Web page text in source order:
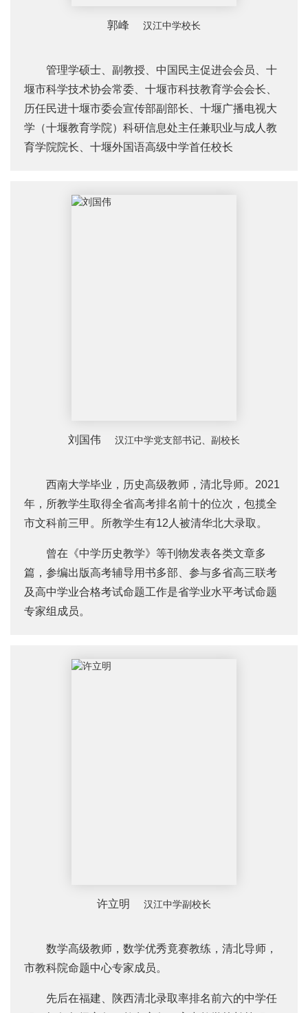
郭峰 汉江中学校长
管理学硕士、副教授、 中国民主促进会会员、 十
堰市科学技术协会常委、 十堰市科技教育学会会长、
历任民进十堰市委会宣传部副部长、 十堰广播电视大
学（十堰教育学院）科研信息处主任兼职业与成人教
育学院院长、 十堰外国语高级中学首任校长
刘国伟 汉江中学党支部书记、副校长
西南大学毕业，历史高级教师，清北导师。2021
年，所教学生取得全省高考排名前十的位次，包揽全
市文科前三甲。所教学生有12人被清华北大录取。
曾在《中学历史教学》等刊物发表各类文章多
篇，参编出版高考辅导用书多部、参与多省高三联考
及高中学业合格考试命题工作是省学业水平考试命题
专家组成员。
许立明 汉江中学副校长
数学高级教师，数学优秀竟赛教练，清北导师，
市教科院命题中心专家成员。
先后在福建、陕西清北录取率排名前六的中学任